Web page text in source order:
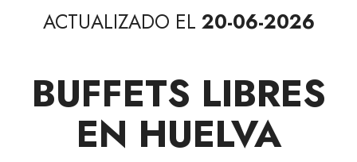
ACTUALIZADO EL 20-06-2026
BUFFETS LIBRES
EN HUELVA